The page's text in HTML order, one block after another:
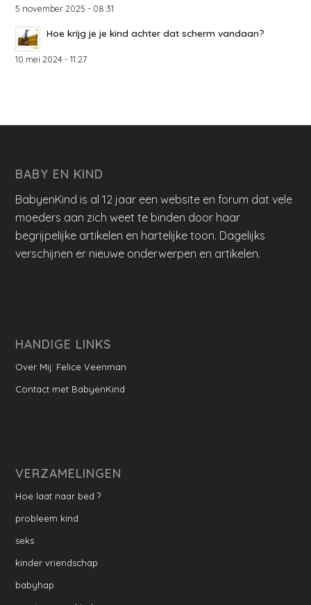
5 november 2025 - 08:31
Hoe krijg je je kind achter dat scherm vandaan?
10 mei 2024 - 11:27
BABY EN KIND
BabyenKind is al 12 jaar een website en forum dat vele
moeders aan zich weet te binden door haar
begrijpelijke artikelen en hartelijke toon. Dagelijks
verschijnen er nieuwe onderwerpen en artikelen.
HANDIGE LINKS
Over Mij: Felice Veenman
Contact met BabyenKind
VERZAMELINGEN
Hoe laat naar bed ?
probleem kind
seks
kinder vriendschap
babyhap